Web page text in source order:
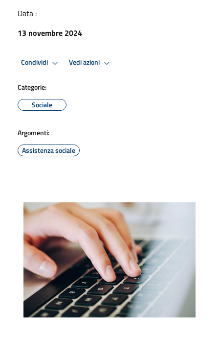
Data :
13 novembre 2024
Condividi Vedi azioni
Categorie:
Sociale
Argomenti:
Assistenza sociale